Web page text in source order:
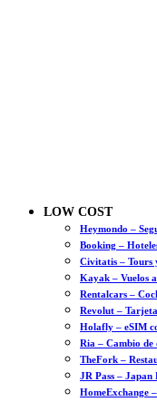
LOW COST
Heymondo –
Booking –
Civitatis – Tours
Kayak – Vuelos
Rentalcars –
Revolut –
Holafly – eSIM
Ria – Cambio de
TheFork –
JR Pass – Japan
HomeExchange